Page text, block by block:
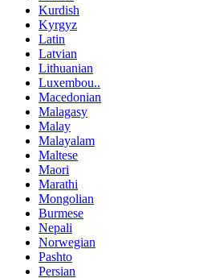
Kurdish
Kyrgyz
Latin
Latvian
Lithuanian
Luxembou..
Macedonian
Malagasy
Malay
Malayalam
Maltese
Maori
Marathi
Mongolian
Burmese
Nepali
Norwegian
Pashto
Persian